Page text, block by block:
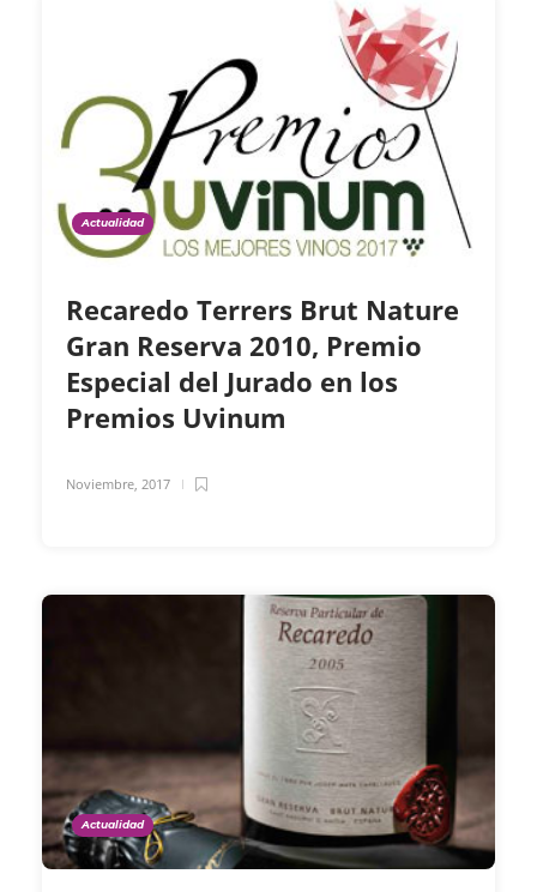
Actualidad
Recaredo Terrers Brut Nature
Gran Reserva 2010, Premio
Especial del Jurado en los
Premios Uvinum
Noviembre, 2017
Actualidad